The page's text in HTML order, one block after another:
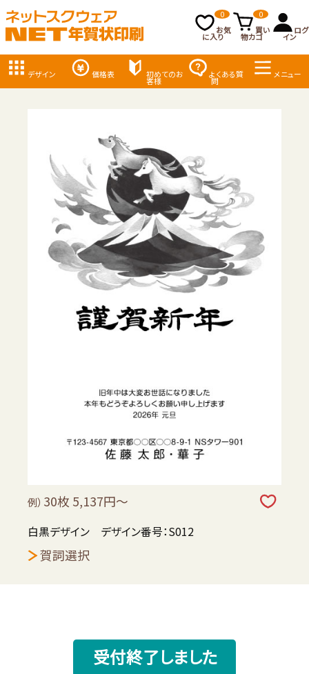
お気
に入り
0
買い
物カゴ
0
ログ
イン
デザイン 価格表 初めてのお
客様
よくある質
問
メニュー
例） 30枚 5,137円～
白黒デザイン デザイン番号：S012
賀詞選択
受付終了しました